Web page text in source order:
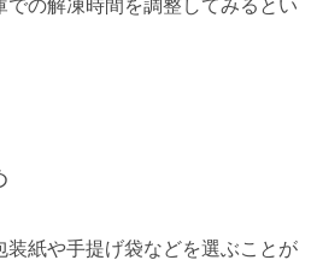
での解凍時間を調整してみるとい
装紙や手提げ袋などを選ぶことが